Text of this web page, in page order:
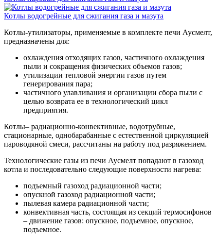
Котлы водогрейные для сжигания газа и мазута
Котлы-утилизаторы, применяемые в комплекте печи Аусмелт,
предназначены для:
охлаждения отходящих газов, частичного охлаждения
пыли и сокращения физических объемов газов;
утилизации тепловой энергии газов путем
генерирования пара;
частичного улавливания и организации сбора пыли с
целью возврата ее в технологический цикл
предприятия.
Котлы– радиационно-конвективные, водотрубные,
стационарные, однобарабанные с естественной циркуляцией
пароводяной смеси, рассчитаны на работу под разряжением.
Технологические газы из печи Аусмелт попадают в газоход
котла и последовательно следующие поверхности нагрева:
подъемный газоход радиационной части;
опускной газоход радиационной части;
пылевая камера радиационной части;
конвективная часть, состоящая из секций термосифонов
– движение газов: опускное, подъемное, опускное,
подъемное.